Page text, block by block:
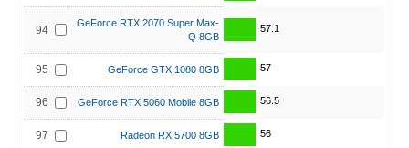
94
GeForce RTX 2070 Super Max-
Q 8GB
57.1
95 GeForce GTX 1080 8GB 57
96 GeForce RTX 5060 Mobile 8GB 56.5
97 Radeon RX 5700 8GB 56